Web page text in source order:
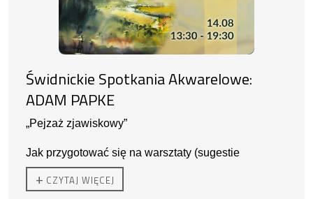
Świdnickie Spotkania Akwarelowe:
ADAM PAPKE
„Pejzaż zjawiskowy”
Jak przygotować się na warsztaty (sugestie
prowadzącego):
- sztywny podkład na którym da się przykleić papier
+ CZYTAJ WIĘCEJ